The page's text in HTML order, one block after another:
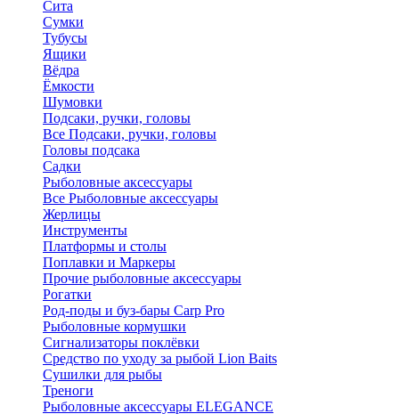
Сита
Сумки
Тубусы
Ящики
Вёдра
Ёмкости
Шумовки
Подсаки, ручки, головы
Все Подсаки, ручки, головы
Головы подсака
Садки
Рыболовные аксессуары
Все Рыболовные аксессуары
Жерлицы
Инструменты
Платформы и столы
Поплавки и Маркеры
Прочие рыболовные аксессуары
Рогатки
Род-поды и буз-бары Carp Pro
Рыболовные кормушки
Сигнализаторы поклёвки
Средство по уходу за рыбой Lion Baits
Сушилки для рыбы
Треноги
Рыболовные аксессуары ELEGANCE